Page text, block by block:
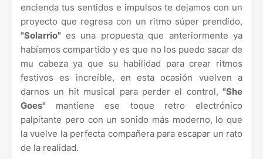
encienda tus sentidos e impulsos te dejamos con un
proyecto que regresa con un ritmo súper prendido,
"Solarrio" es una propuesta que anteriormente ya
habíamos compartido y es que no los puedo sacar de
mu cabeza ya que su habilidad para crear ritmos
festivos es increíble, en esta ocasión vuelven a
darnos un hit musical para perder el control, "She
Goes" mantiene ese toque retro electrónico
palpitante pero con un sonido más moderno, lo que
la vuelve la perfecta compañera para escapar un rato
de la realidad.